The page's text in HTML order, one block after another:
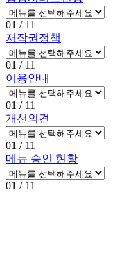
01 / 11
저작권정책
01 / 11
이용안내
01 / 11
개선의견
01 / 11
메뉴 승인 현황
01 / 11